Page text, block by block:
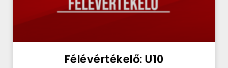
Félévértékelő: U10